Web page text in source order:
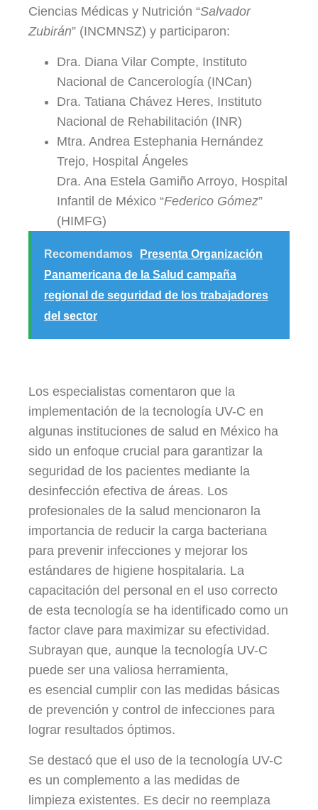
Ciencias Médicas y Nutrición “Salvador
Zubirán” (INCMNSZ) y participaron:
Dra. Diana Vilar Compte, Instituto
Nacional de Cancerología (INCan)
Dra. Tatiana Chávez Heres, Instituto
Nacional de Rehabilitación (INR)
Mtra. Andrea Estephania Hernández
Trejo, Hospital Ángeles
Dra. Ana Estela Gamiño Arroyo, Hospital
Infantil de México “Federico Gómez”
(HIMFG)
Recomendamos
Presenta Organización
Panamericana de la Salud campaña
regional de seguridad de los trabajadores
del sector
Los especialistas comentaron que la
implementación de la tecnología UV-C en
algunas instituciones de salud en México ha
sido un enfoque crucial para garantizar la
seguridad de los pacientes mediante la
desinfección efectiva de áreas. Los
profesionales de la salud mencionaron la
importancia de reducir la carga bacteriana
para prevenir infecciones y mejorar los
estándares de higiene hospitalaria. La
capacitación del personal en el uso correcto
de esta tecnología se ha identificado como un
factor clave para maximizar su efectividad.
Subrayan que, aunque la tecnología UV-C
puede ser una valiosa herramienta,
es esencial cumplir con las medidas básicas
de prevención y control de infecciones para
lograr resultados óptimos.
Se destacó que el uso de la tecnología UV-C
es un complemento a las medidas de
limpieza existentes. Es decir no reemplaza